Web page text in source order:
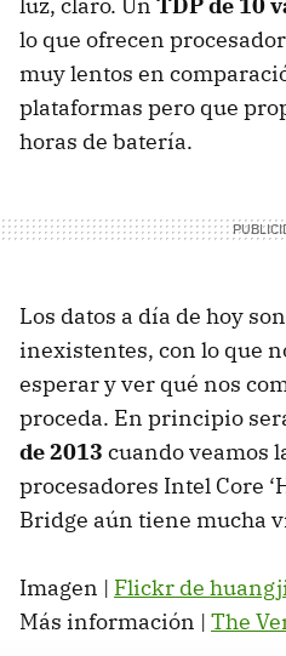
lo que ofrecen
muy lentos en
plataformas pero que
horas de batería.
Los datos a día de hoy
inexistentes, con lo que
esperar y ver qué nos
proceda. En principio
de 2013 cuando veamos
procesadores Intel Core
Bridge aún tiene mucha
Imagen | Flickr de
Más información | The